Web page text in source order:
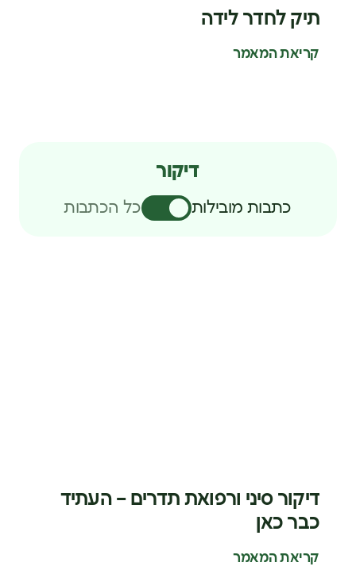
תיק לחדר לידה
קריאת המאמר
דיקור
כתבות מובילות כל הכתבות
דיקור סיני ורפואת תדרים – העתיד
כבר כאן
קריאת המאמר